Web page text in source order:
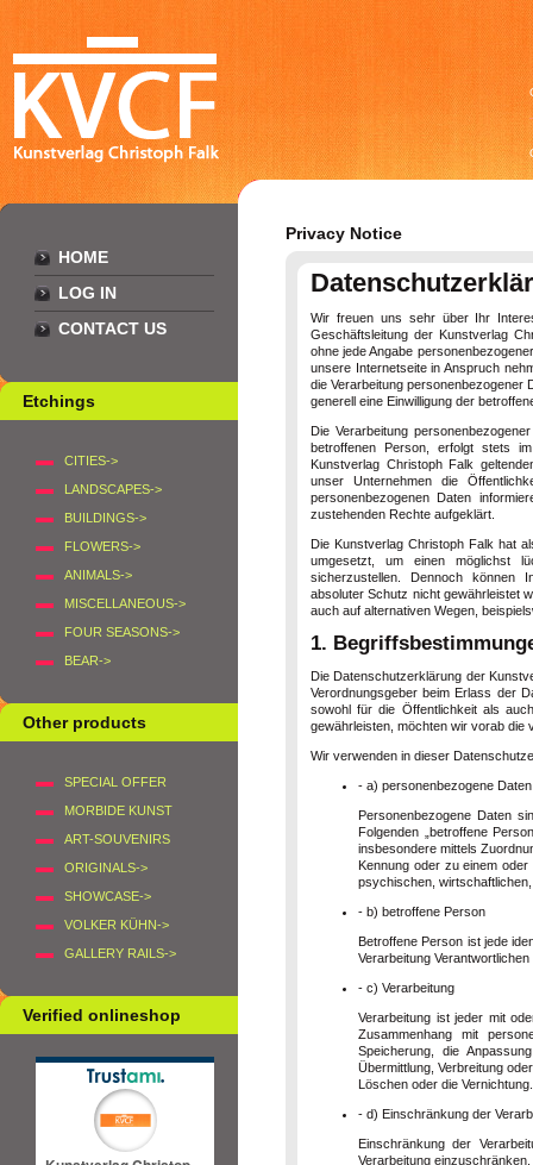
HOME
LOG IN
CONTACT US
Etchings
CITIES->
LANDSCAPES->
BUILDINGS->
FLOWERS->
ANIMALS->
MISCELLANEOUS->
FOUR SEASONS->
BEAR->
Other products
SPECIAL OFFER
MORBIDE KUNST
ART-SOUVENIRS
ORIGINALS->
SHOWCASE->
VOLKER KÜHN->
GALLERY RAILS->
Verified onlineshop
Privacy Notice
Wir freuen uns sehr über Ihr
Geschäftsleitung der Kunstverlag
ohne jede Angabe
unsere Internetseite in Anspruch
die Verarbeitung personenbezogener
generell eine Einwilligung der
Die Verarbeitung
betroffenen Person, erfolgt stets
Kunstverlag Christoph Falk
unser Unternehmen die
personenbezogenen Daten
zustehenden Rechte aufgeklärt.
Die Kunstverlag Christoph Falk hat
umgesetzt, um einen möglichst
sicherzustellen. Dennoch können
absoluter Schutz nicht gewährleistet
auch auf alternativen Wegen,
1.
Die Datenschutzerklärung der
Verordnungsgeber beim Erlass der
sowohl für die Öffentlichkeit als
gewährleisten, möchten wir vorab die
Wir verwenden in dieser
- a) personenbezogene Daten
Personenbezogene Daten
Folgenden „betroffene
insbesondere mittels
Kennung oder zu einem
psychischen,
- b) betroffene Person
Betroffene Person ist jede
Verarbeitung
- c) Verarbeitung
Verarbeitung ist jeder mit
Zusammenhang mit
Speicherung, die
Übermittlung, Verbreitung
Löschen oder die Vernichtung.
- d) Einschränkung der
Einschränkung der
Verarbeitung einzuschränken.